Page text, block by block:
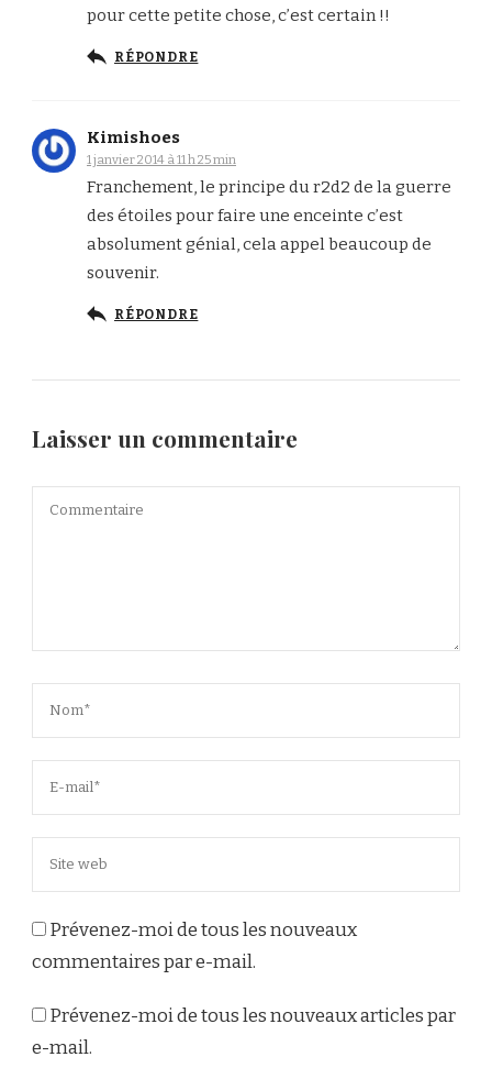
pour cette petite chose, c’est certain !!
RÉPONDRE
Kimishoes
1 janvier 2014 à 11 h 25 min
Franchement, le principe du r2d2 de la guerre
des étoiles pour faire une enceinte c’est
absolument génial, cela appel beaucoup de
souvenir.
RÉPONDRE
Laisser un commentaire
Prévenez-moi de tous les nouveaux
commentaires par e-mail.
Prévenez-moi de tous les nouveaux articles par
e-mail.